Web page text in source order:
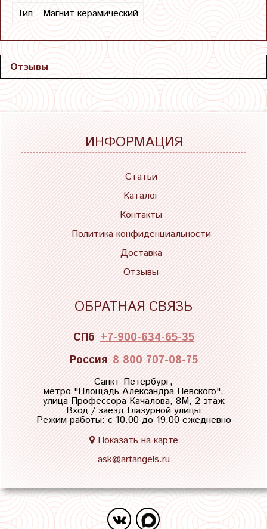
Тип Магнит керамический
Отзывы
ИНФОРМАЦИЯ
Статьи
Каталог
Контакты
Политика конфиденциальности
Доставка
Отзывы
ОБРАТНАЯ СВЯЗЬ
СПб +7-900-634-65-35
Россия 8 800 707-08-75
Санкт-Петербург,
метро "Площадь Александра Невского",
улица Профессора Качалова, 8М, 2 этаж
Вход / заезд Глазурной улицы
Режим работы: с 10.00 до 19.00 ежедневно
Показать на карте
ask@artangels.ru